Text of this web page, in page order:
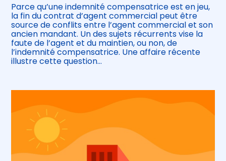
Parce qu’une indemnité compensatrice est en jeu,
la fin du contrat d’agent commercial peut être
source de conflits entre l’agent commercial et son
ancien mandant. Un des sujets récurrents vise la
faute de l’agent et du maintien, ou non, de
l’indemnité compensatrice. Une affaire récente
illustre cette question…